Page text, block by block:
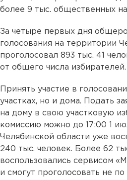
более 9 тыс. общественных
За четыре первых дня
голосования на территории
проголосовал 893 тыс. 41
от общего числа избирателей.
Принять участие в
участках, но и дома. Подать
на дому в свою участковую
комиссию можно до 17:00 1
Челябинской области уже
240 тыс. человек. Более 62
воспользовались сервисом
и смогут проголосовать не